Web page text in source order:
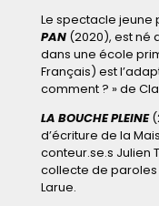
Le spectacle jeune
PAN (2020), est né
dans une école
Français) est
comment ? » de
LA BOUCHE PLEINE
d’écriture de la
conteur.se.s Julien
collecte de
Larue.